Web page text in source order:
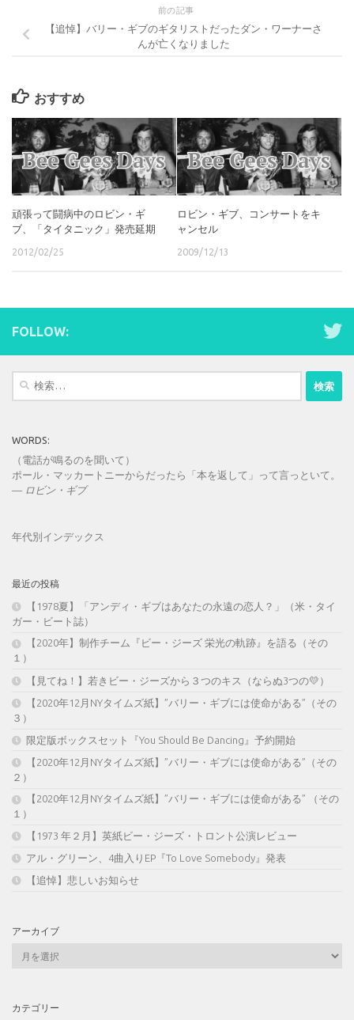
前の記事
【追悼】バリー・ギブのギタリストだったダン・ワーナーさ
んが亡くなりました
おすすめ
頑張って闘病中のロビン・ギ
ブ、「タイタニック」発売延期
2012/02/25
ロビン・ギブ、コンサートをキ
ャンセル
2009/12/13
FOLLOW:
WORDS:
（電話が鳴るのを聞いて）
ポール・マッカートニーからだったら「本を返して」って言っといて。
— ロビン・ギブ
年代別インデックス
最近の投稿
【1978夏】「アンディ・ギブはあなたの永遠の恋人？」（米・タイ
ガー・ビート誌）
【2020年】制作チーム『ビー・ジーズ 栄光の軌跡』を語る（その
１）
【見てね！】若きビー・ジーズから３つのキス（ならぬ3つの💛）
【2020年12月NYタイムズ紙】”バリー・ギブには使命がある”（その
３）
限定版ボックスセット『You Should Be Dancing』予約開始
【2020年12月NYタイムズ紙】”バリー・ギブには使命がある”（その
２）
【2020年12月NYタイムズ紙】”バリー・ギブには使命がある” （その
１）
【1973 年２月】英紙ビー・ジーズ・トロント公演レビュー
アル・グリーン、4曲入りEP『To Love Somebody』発表
【追悼】悲しいお知らせ
アーカイブ
ブ
カテゴリー